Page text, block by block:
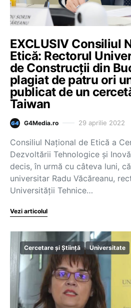
EXCLUSIV Consiliul
Etică: Rectorul
de Construcții din
plagiat de patru ori
publicat de un
Taiwan
G4Media.ro 29 aprilie 2022
Consiliul Naţional de Etică a
Dezvoltării Tehnologice şi
decis, în urmă cu câteva luni,
universitar Radu Văcăreanu,
Universității Tehnice…
Vezi articolul
Cercetare și Știință Universitate